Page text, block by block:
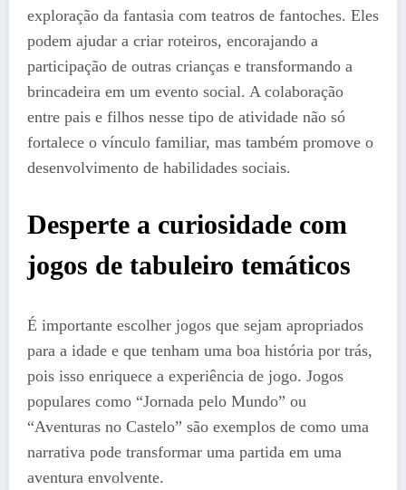
exploração da fantasia com teatros de fantoches. Eles
podem ajudar a criar roteiros, encorajando a
participação de outras crianças e transformando a
brincadeira em um evento social. A colaboração
entre pais e filhos nesse tipo de atividade não só
fortalece o vínculo familiar, mas também promove o
desenvolvimento de habilidades sociais.
Desperte a curiosidade com
jogos de tabuleiro temáticos
É importante escolher jogos que sejam apropriados
para a idade e que tenham uma boa história por trás,
pois isso enriquece a experiência de jogo. Jogos
populares como “Jornada pelo Mundo” ou
“Aventuras no Castelo” são exemplos de como uma
narrativa pode transformar uma partida em uma
aventura envolvente.